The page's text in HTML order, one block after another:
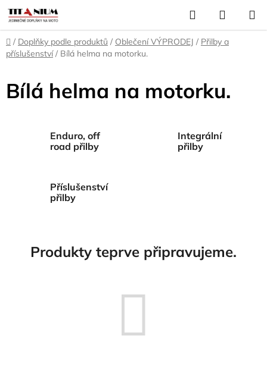
Přejít
na
obsah
Hledat
KOŠÍK
Domů
/ Doplňky podle produktů / Oblečení VÝPRODEJ / Přilby a
příslušenství / Bílá helma na motorku.
Bílá helma na motorku.
Enduro, off
road přilby
Integrální
přilby
Příslušenství
přilby
Produkty teprve připravujeme.